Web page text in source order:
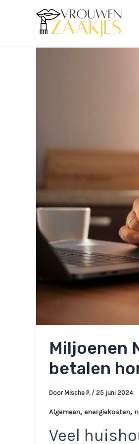
Miljoenen
betalen
Door Mischa P. / 25 juni 2024
Algemeen, energiekosten,
Veel